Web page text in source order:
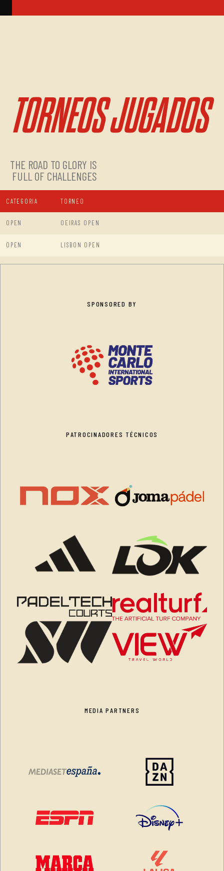
TORNEOS JUGADOS
THE ROAD TO GLORY IS
FULL OF CHALLENGES
CATEGORIA TORNEO
OPEN OEIRAS OPEN
OPEN LISBON OPEN
SPONSORED BY
PATROCINADORES TÉCNICOS
MEDIA PARTNERS